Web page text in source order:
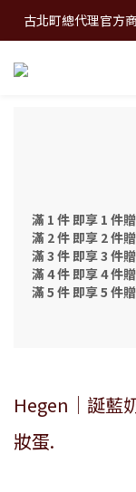
A World of
古北町總代理官方
A World
滿 1 件 即享 1
滿 2 件 即享 2
滿 3 件 即享 3
滿 4 件 即享 4
滿 5 件 即享 5
Hegen｜誕藍
妝蛋.